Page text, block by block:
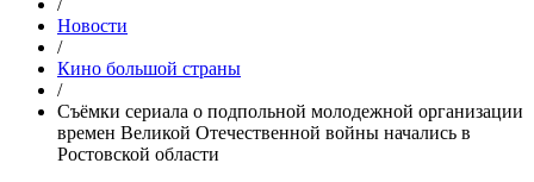
/
Новости
/
Кино большой страны
/
Съёмки сериала о подпольной молодежной организации
времен Великой Отечественной войны начались в
Ростовской области